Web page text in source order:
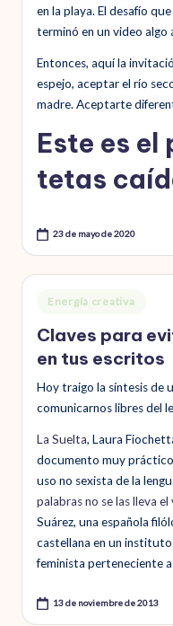
en la playa. El desafío
terminó en un video algo
Entonces, aquí la
espejo, aceptar el río
madre. Aceptarte
Este es el
tetas
23 de mayo de 2020
Publicado
Energía creativa
Claves para
en tus escritos
Hoy traigo la síntesis de
comunicarnos libres del
La Suelta, Laura
documento muy
uso no sexista de la
palabras no se las lleva
Suárez, una española
castellana en un
feminista perteneciente a
13 de noviembre de 2013